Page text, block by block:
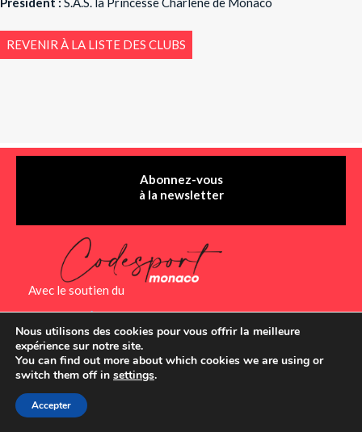
REVENIR À LA LISTE DES CLUBS
Abonnez-vous
à la newsletter
Avec le soutien du
QUI SOMMES-NOUS ?
Nous utilisons des cookies pour vous offrir la meilleure
expérience sur notre site.
You can find out more about which cookies we are using or
switch them off in settings.
Accepter